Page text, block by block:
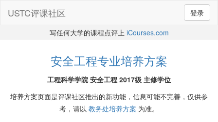
登录
USTC评课社区
写任何大学的课程点评上 iCourses.com
安全工程专业培养方案
工程科学学院 安全工程 2017级 主修学位
培养方案页面是评课社区推出的新功能，信息可能不完善，仅供参
考，请以 教务处培养方案 为准。